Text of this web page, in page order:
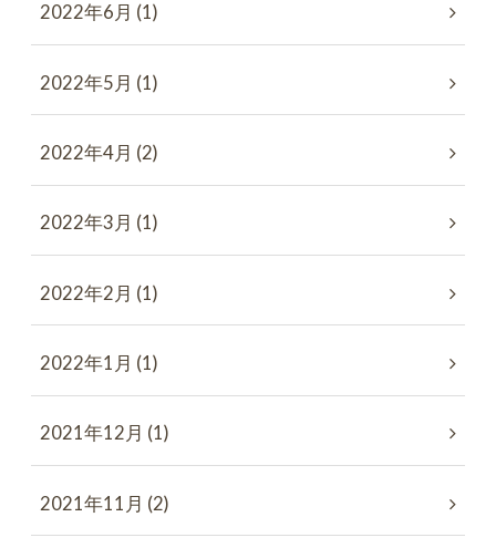
2022年6月 (1)
2022年5月 (1)
2022年4月 (2)
2022年3月 (1)
2022年2月 (1)
2022年1月 (1)
2021年12月 (1)
2021年11月 (2)